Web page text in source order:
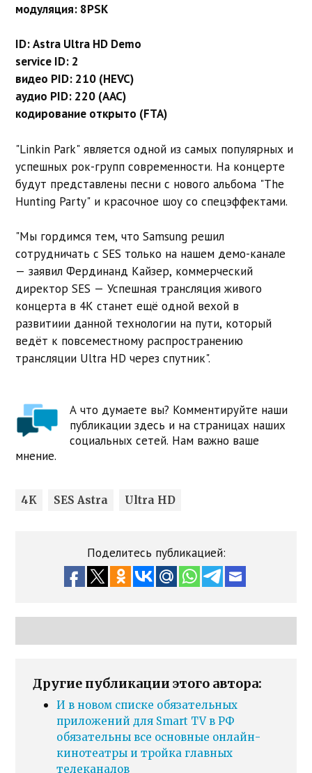
модуляция: 8PSK
ID: Astra Ultra HD Demo
service ID: 2
видео PID: 210 (HEVC)
аудио PID: 220 (AAC)
кодирование открыто (FTA)
"Linkin Park" является одной из самых популярных и
успешных рок-групп современности. На концерте
будут представлены песни с нового альбома "The
Hunting Party" и красочное шоу со спецэффектами.
"Мы гордимся тем, что Samsung решил
сотрудничать с SES только на нашем демо-канале
— заявил Фердинанд Кайзер, коммерческий
директор SES — Успешная трансляция живого
концерта в 4K cтанет ещё одной вехой в
развитиии данной технологии на пути, который
ведёт к повсеместному распространению
трансляции Ultra HD через спутник".
А что думаете вы? Комментируйте наши
публикации здесь и на страницах наших
социальных сетей. Нам важно ваше
мнение.
4K SES Astra Ultra HD
Поделитесь публикацией:
Другие публикации этого автора:
И в новом списке обязательных
приложений для Smart TV в РФ
обязательны все основные онлайн-
кинотеатры и тройка главных
телеканалов